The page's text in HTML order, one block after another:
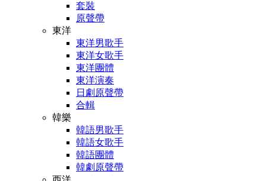
套裝
原聲帶
東洋
東洋男歌手
東洋女歌手
東洋團體
東洋演奏
日劇原聲帶
合輯
韓樂
韓語男歌手
韓語女歌手
韓語團體
韓劇原聲帶